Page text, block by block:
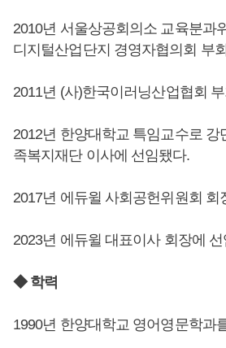
2010년 서울상공회의소 교육분과
디지털산업단지 경영자협의회 부
2011년 (사)한국이러닝산업협회
2012년 한양대학교 특임교수로 강
족복지재단 이사에 선임됐다.
2017년 에듀윌 사회공헌위원회 회
2023년 에듀윌 대표이사 회장에
◆ 학력
1990년 한양대학교 영어영문학과